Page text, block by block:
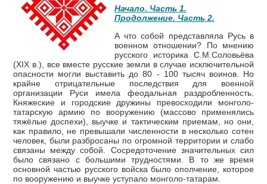
Начало. Часть 1.
Продолжение. Часть 2.
А что собой представляла Русь в
военном отношении? По мнению
русского историка С.М.Соловьёва
(XIX в.), все вместе русские земли в случае исключительной
опасности могли выставить до 80 - 100 тысяч воинов. Но
крайне отрицательные последствия для военной
организации Руси имела феодальная раздробленность.
Княжеские и городские дружины превосходили монголо-
татарскую армию по вооружению (массово применялись
тяжёлые доспехи), выучке и тактическим приемам, но они,
как правило, не превышали численности в несколько сотен
человек, были разбросаны по огромной территории и слабо
связаны между собой. Сосредоточение значительных сил
было связано с большими трудностями. В то же время
основной частью русского войска было ополчение, которое
по вооружению и выучке уступало монголо-татарам.